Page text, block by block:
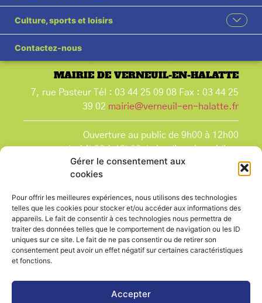
Gérer le consentement aux
cookies
Pour offrir les meilleures expériences, nous utilisons des technologies
telles que les cookies pour stocker et/ou accéder aux informations des
appareils. Le fait de consentir à ces technologies nous permettra de
traiter des données telles que le comportement de navigation ou les ID
uniques sur ce site. Le fait de ne pas consentir ou de retirer son
consentement peut avoir un effet négatif sur certaines caractéristiques
et fonctions.
Accepter
Culture, sports et loisirs
Contactez-nous
MAIRIE DE VERNEUIL-EN-HALATTE
7, rue Pasteur Tél : 03 44 25 09 08 Fax : 03 44 25
39 02 mairie@verneuil-en-halatte.fr
Ouverture au public de 9h00 à 12h00
et de 14h00 à 18h00 du lundi après-midi au
vendredi,
et le samedi de 9h00 à 12h00.
que les jours fériés.